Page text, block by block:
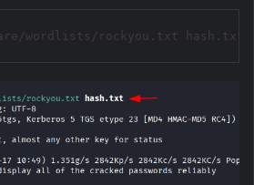
wordlists/rockyou.txt hash.txt